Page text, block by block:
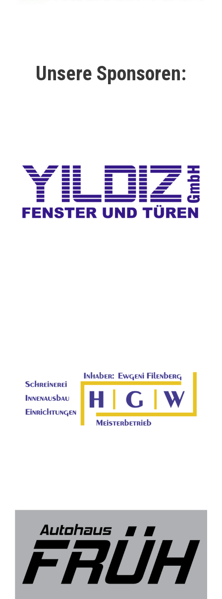
Unsere Sponsoren: